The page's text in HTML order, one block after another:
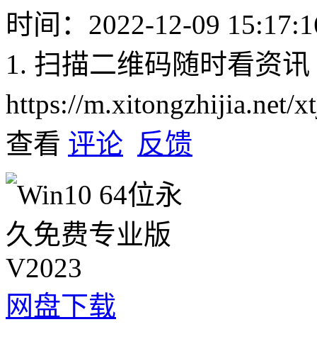
时间：2022-12-09
1. 扫描二维码随时看资讯
https://m.xitongzhijia.net/
查看 评论 反馈
网盘下载